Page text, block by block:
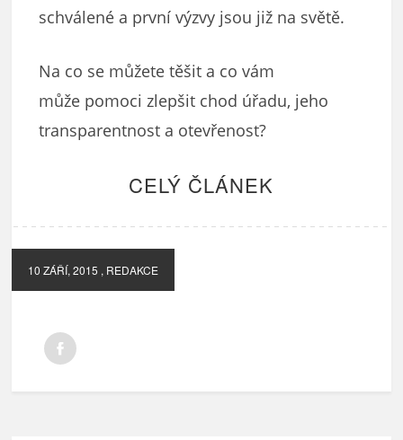
schválené a první výzvy jsou již na světě.
Na co se můžete těšit a co vám
může pomoci zlepšit chod úřadu, jeho
transparentnost a otevřenost?
CELÝ ČLÁNEK
10 ZÁŘÍ, 2015 , REDAKCE